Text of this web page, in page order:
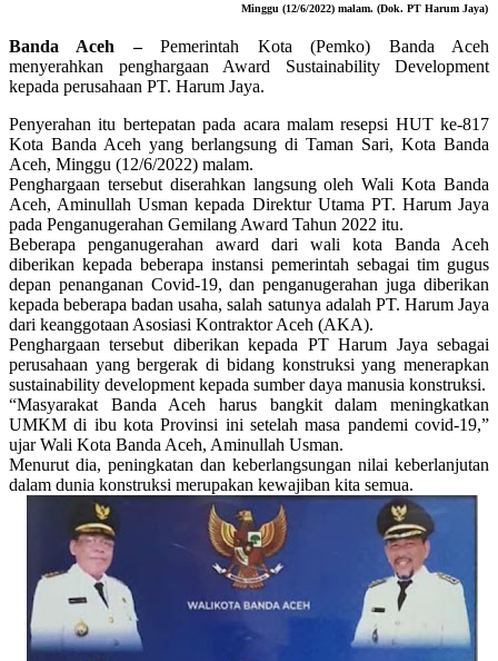
Minggu (12/6/2022) malam. (Dok. PT Harum Jaya)
Banda Aceh –Pemerintah Kota (Pemko) Banda Aceh
menyerahkan penghargaan Award Sustainability Development
kepada perusahaan PT. Harum Jaya.
Penyerahan itu bertepatan pada acara malam resepsi HUT ke-817
Kota Banda Aceh yang berlangsung di Taman Sari, Kota Banda
Aceh, Minggu (12/6/2022) malam.
Penghargaan tersebut diserahkan langsung oleh Wali Kota Banda
Aceh, Aminullah Usman kepada Direktur Utama PT. Harum Jaya
pada Penganugerahan Gemilang Award Tahun 2022 itu.
Beberapa penganugerahan award dari wali kota Banda Aceh
diberikan kepada beberapa instansi pemerintah sebagai tim gugus
depan penanganan Covid-19, dan penganugerahan juga diberikan
kepada beberapa badan usaha, salah satunya adalah PT. Harum Jaya
dari keanggotaan Asosiasi Kontraktor Aceh (AKA).
Penghargaan tersebut diberikan kepada PT Harum Jaya sebagai
perusahaan yang bergerak di bidang konstruksi yang menerapkan
sustainability development kepada sumber daya manusia konstruksi.
“Masyarakat Banda Aceh harus bangkit dalam meningkatkan
UMKM di ibu kota Provinsi ini setelah masa pandemi covid-19,”
ujar Wali Kota Banda Aceh, Aminullah Usman.
Menurut dia, peningkatan dan keberlangsungan nilai keberlanjutan
dalam dunia konstruksi merupakan kewajiban kita semua.